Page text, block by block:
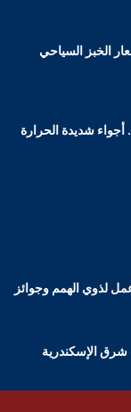
الخبز السياحي
شديدة الحرارة
لذوي الهمم وجوائز
شرق الإسكندرية